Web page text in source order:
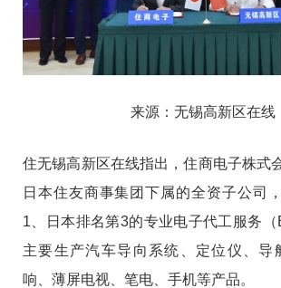
来源：无锡高新区在线
住无锡高新区在线指出，住商电子株式
日本住友商事集团下属的全资子公司
1、日本排名第3的专业电子代工服务（
主要生产汽车导向系统、定位仪、导
响、薄屏电视、笔电、手机等产品。